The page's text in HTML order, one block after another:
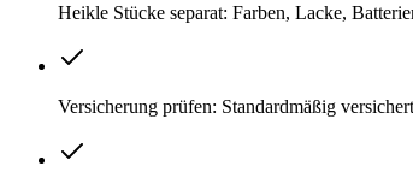
Heikle Stücke separat: Farben, Lacke,
Versicherung prüfen: Standardmäßig